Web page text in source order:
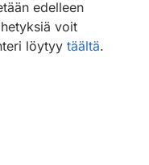
edelleen
voit
löytyy täältä.